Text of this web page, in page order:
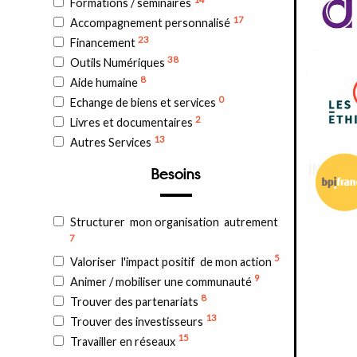
Formations / séminaires
Accompagnement personnalisé 17
Financement 23
Outils Numériques 38
Aide humaine 8
Echange de biens et services 0
Livres et documentaires 2
Autres Services 13
Besoins
Structurer mon organisation autrement
7
Valoriser l'impact positif de mon action 5
Animer / mobiliser une communauté 9
Trouver des partenariats 8
Trouver des investisseurs 13
Travailler en réseaux 15